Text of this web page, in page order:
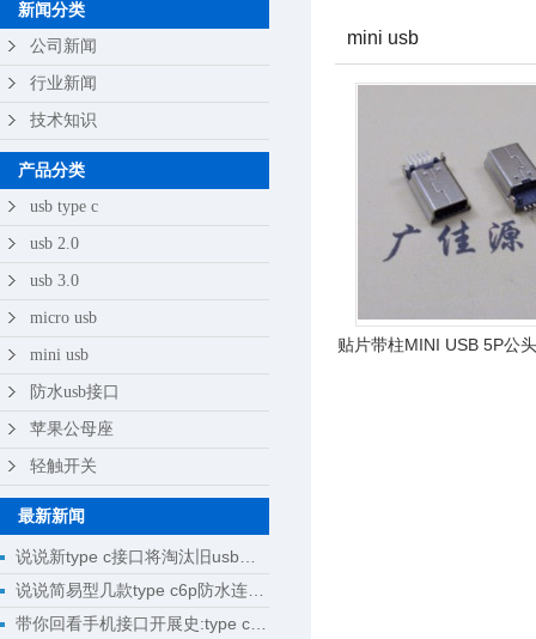
轻触开关
新闻分类
公司新闻
行业新闻
技术知识
产品分类
usb type c
usb 2.0
usb 3.0
micro usb
mini usb
防水usb接口
苹果公母座
轻触开关
最新新闻
说说新type c接口将淘汰旧usb接口成为回忆
说说简易型几款type c6p防水连接器母座规格尺寸
带你回看手机接口开展史:type c将完成大一统
mini usb
贴片带柱MINI USB 5P公